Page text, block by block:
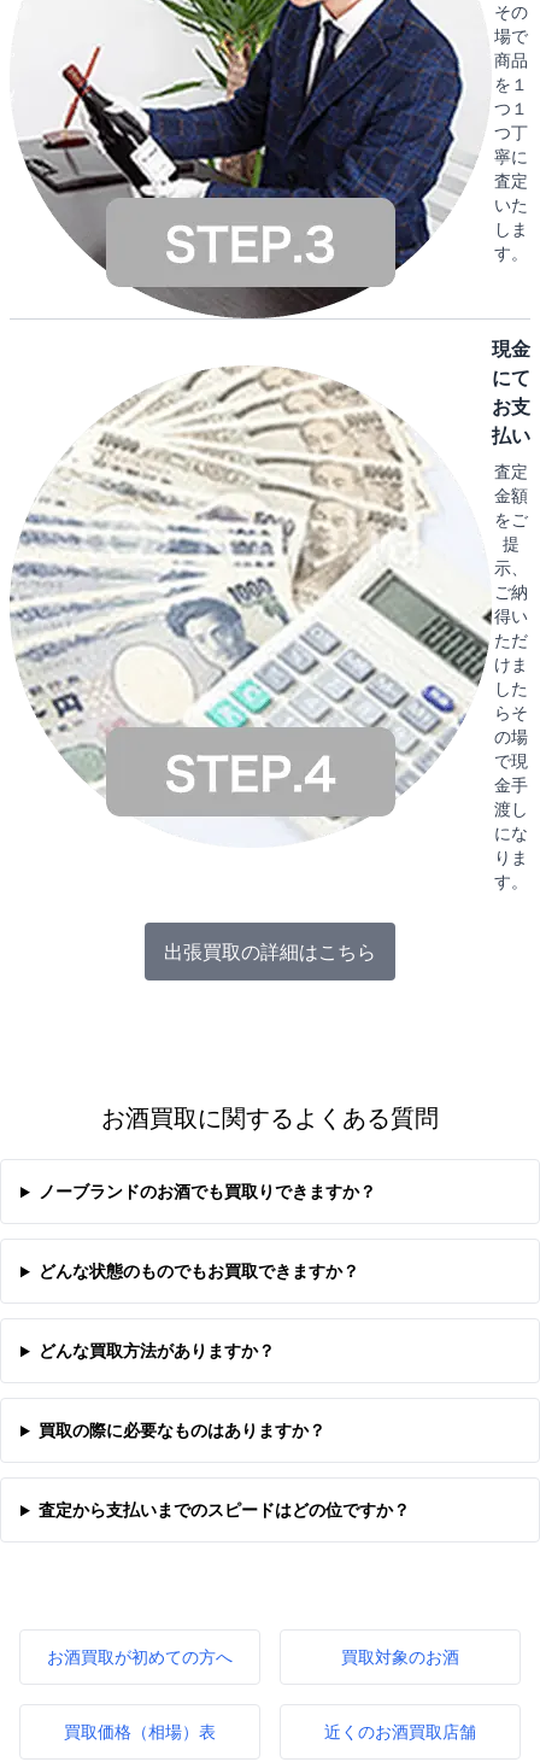
その
場で
商品
を１
つ１
つ丁
寧に
査定
いた
しま
す。
現金
にて
お支
払い
査定
金額
をご
提
示、
ご納
得い
ただ
けま
した
らそ
の場
で現
金手
渡し
にな
りま
す。
出張買取の詳細はこちら
お酒買取に関するよくある質問
ノーブランドのお酒でも買取りできますか？
どんな状態のものでもお買取できますか？
どんな買取方法がありますか？
買取の際に必要なものはありますか？
査定から支払いまでのスピードはどの位ですか？
お酒買取が初めての方へ 買取対象のお酒
買取価格（相場）表 近くのお酒買取店舗